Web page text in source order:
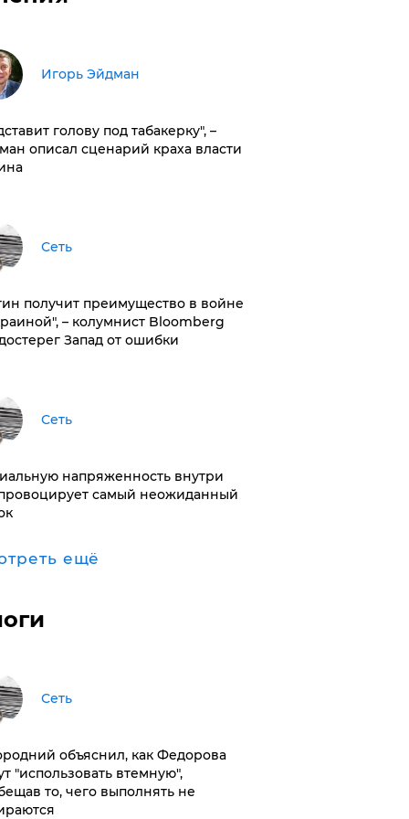
Игорь Эйдман
голову под табакерку", –
описал сценарий краха власти
Сеть
получит преимущество в войне
– колумнист Bloomberg
Запад от ошибки
Сеть
напряженность внутри
самый неожиданный
ещё
Сеть
объяснил, как Федорова
"использовать втемную",
то, чего выполнять не